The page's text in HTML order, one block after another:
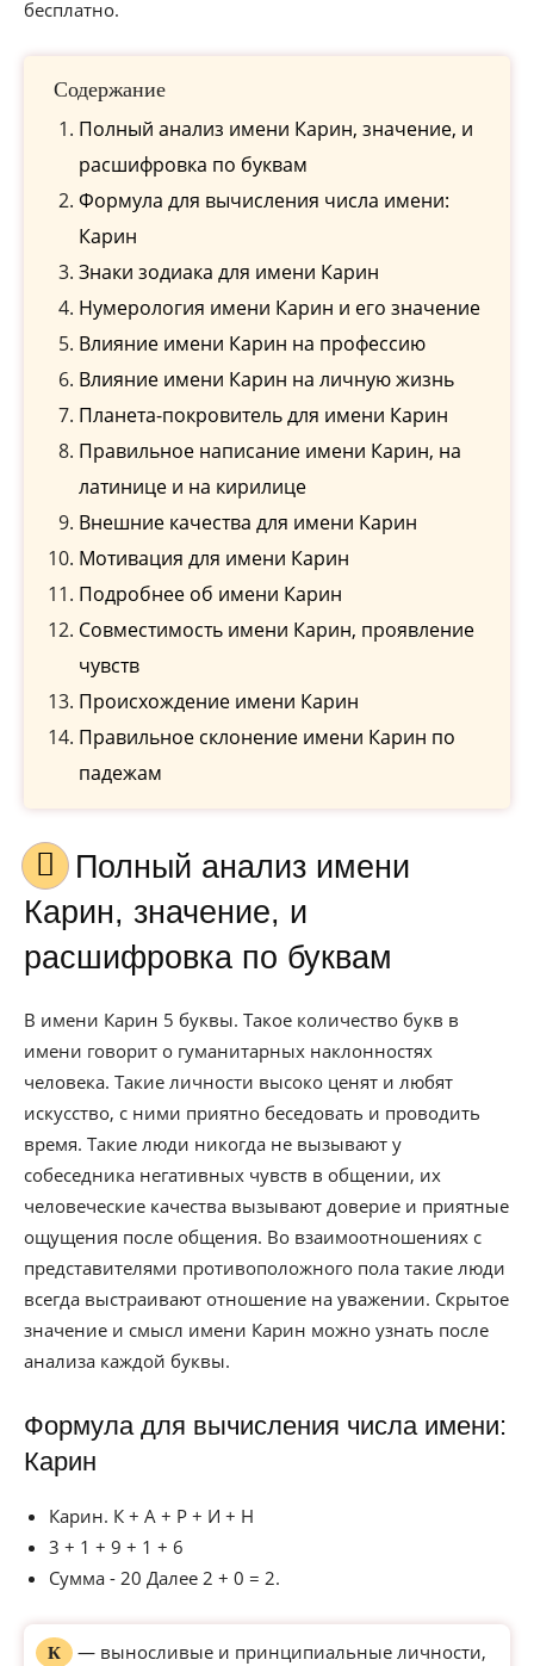
бесплатно.
Содержание
Полный анализ имени Карин, значение, и
расшифровка по буквам
Формула для вычисления числа имени:
Карин
Знаки зодиака для имени Карин
Нумерология имени Карин и его значение
Влияние имени Карин на профессию
Влияние имени Карин на личную жизнь
Планета-покровитель для имени Карин
Правильное написание имени Карин, на
латинице и на кирилице
Внешние качества для имени Карин
Мотивация для имени Карин
Подробнее об имени Карин
Совместимость имени Карин, проявление
чувств
Происхождение имени Карин
Правильное склонение имени Карин по
падежам
Полный анализ имени
Карин, значение, и
расшифровка по буквам
В имени Карин 5 буквы. Такое количество букв в
имени говорит о гуманитарных наклонностях
человека. Такие личности высоко ценят и любят
искусство, с ними приятно беседовать и проводить
время. Такие люди никогда не вызывают у
собеседника негативных чувств в общении, их
человеческие качества вызывают доверие и приятные
ощущения после общения. Во взаимоотношениях с
представителями противоположного пола такие люди
всегда выстраивают отношение на уважении. Скрытое
значение и смысл имени Карин можно узнать после
анализа каждой буквы.
Формула для вычисления числа имени:
Карин
Карин. К + А + Р + И + Н
3 + 1 + 9 + 1 + 6
Сумма - 20 Далее 2 + 0 = 2.
К — выносливые и принципиальные личности,